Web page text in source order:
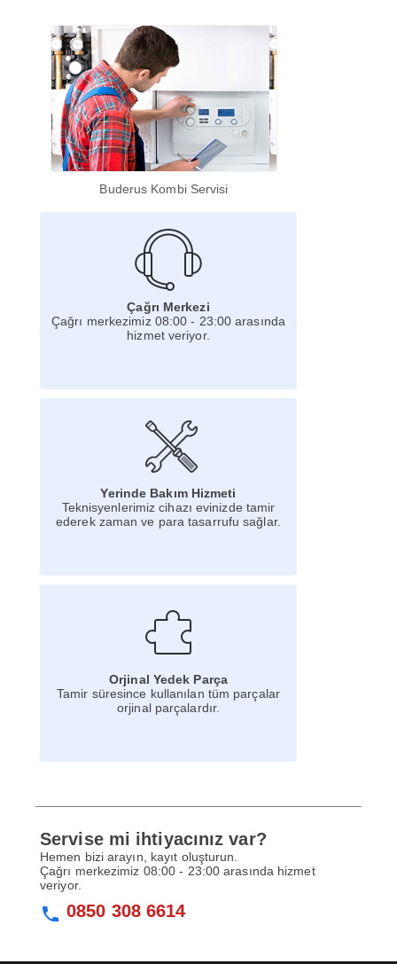
Buderus Kombi Servisi
Çağrı Merkezi
Çağrı merkezimiz 08:00 - 23:00 arasında
hizmet veriyor.
Yerinde Bakım Hizmeti
Teknisyenlerimiz cihazı evinizde tamir
ederek zaman ve para tasarrufu sağlar.
Orjinal Yedek Parça
Tamir süresince kullanılan tüm parçalar
orjinal parçalardır.
Servise mi ihtiyacınız var?
Hemen bizi arayın, kayıt oluşturun.
Çağrı merkezimiz 08:00 - 23:00 arasında hizmet
veriyor.
0850 308 6614